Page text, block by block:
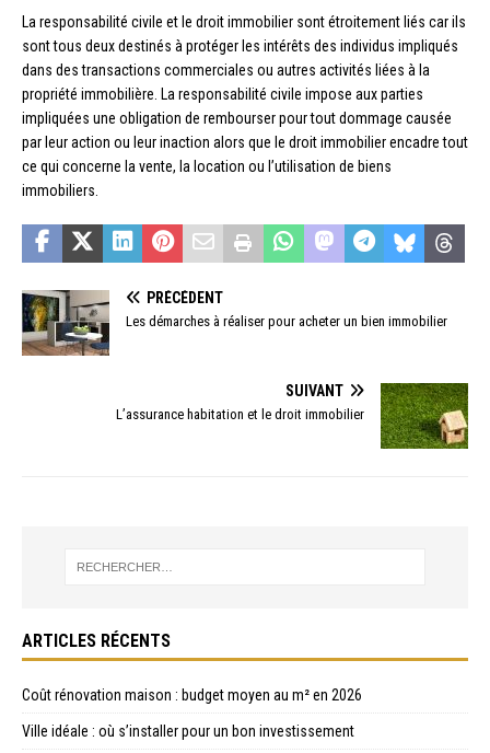
La responsabilité civile et le droit immobilier sont étroitement liés car ils
sont tous deux destinés à protéger les intérêts des individus impliqués
dans des transactions commerciales ou autres activités liées à la
propriété immobilière. La responsabilité civile impose aux parties
impliquées une obligation de rembourser pour tout dommage causée
par leur action ou leur inaction alors que le droit immobilier encadre tout
ce qui concerne la vente, la location ou l’utilisation de biens
immobiliers.
PRÉCÉDENT
Les démarches à réaliser pour acheter un bien immobilier
SUIVANT
L’assurance habitation et le droit immobilier
ARTICLES RÉCENTS
Coût rénovation maison : budget moyen au m² en 2026
Ville idéale : où s’installer pour un bon investissement